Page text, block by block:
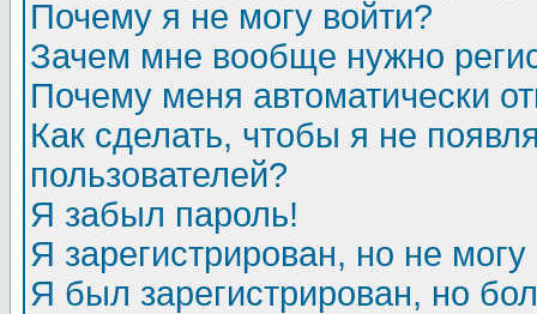
Почему я не могу войти?
Зачем мне вообще нужно
Почему меня автоматически
Как сделать, чтобы я не
пользователей?
Я забыл пароль!
Я зарегистрирован, но не могу
Я был зарегистрирован, но